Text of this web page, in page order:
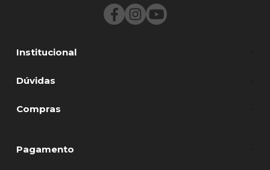
Institucional
Dúvidas
Compras
Pagamento